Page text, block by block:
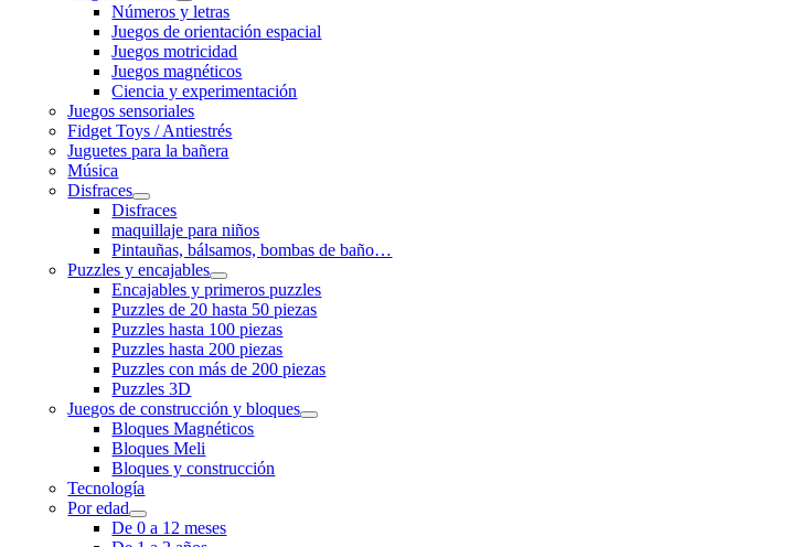
Números y letras
Juegos de orientación espacial
Juegos motricidad
Juegos magnéticos
Ciencia y experimentación
Juegos sensoriales
Fidget Toys / Antiestrés
Juguetes para la bañera
Música
Disfraces
Disfraces
maquillaje para niños
Pintauñas, bálsamos, bombas de baño…
Puzzles y encajables
Encajables y primeros puzzles
Puzzles de 20 hasta 50 piezas
Puzzles hasta 100 piezas
Puzzles hasta 200 piezas
Puzzles con más de 200 piezas
Puzzles 3D
Juegos de construcción y bloques
Bloques Magnéticos
Bloques Meli
Bloques y construcción
Tecnología
Por edad
De 0 a 12 meses